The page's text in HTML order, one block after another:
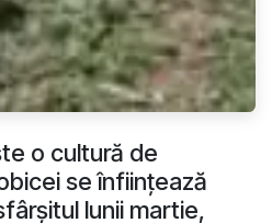
o cultură de
se înființează
lunii martie,